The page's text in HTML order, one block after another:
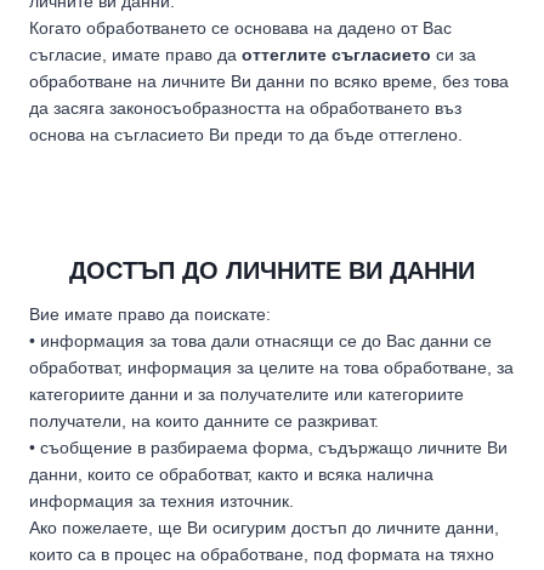
Когато обработването се основава на дадено от Вас
съгласие, имате право да оттеглите съгласието си за
обработване на личните Ви данни по всяко време, без това
да засяга законосъобразността на обработването въз
основа на съгласието Ви преди то да бъде оттеглено.
ДОСТЪП ДО ЛИЧНИТЕ ВИ ДАННИ
Вие имате право да поискате:
• информация за това дали отнасящи се до Вас данни се
обработват, информация за целите на това обработване, за
категориите данни и за получателите или категориите
получатели, на които данните се разкриват.
• съобщение в разбираема форма, съдържащо личните Ви
данни, които се обработват, както и всяка налична
информация за техния източник.
Ако пожелаете, ще Ви осигурим достъп до личните данни,
които са в процес на обработване, под формата на тяхно